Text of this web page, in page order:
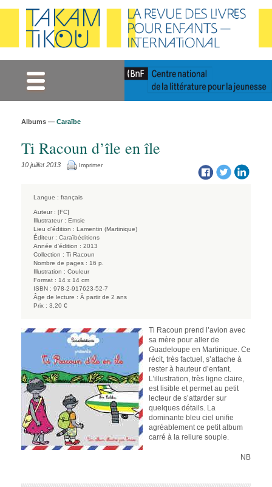
Albums — Caraïbe
Ti Racoun d’île en île
10 juillet 2013 Imprimer
Langue : français
Auteur : [FC]
Illustrateur : Emsie
Lieu d'édition : Lamentin (Martinique)
Éditeur : Caraïbéditions
Année d'édition : 2013
Collection : Ti Racoun
Nombre de pages : 16 p.
Illustration : Couleur
Format : 14 x 14 cm
ISBN : 978-2-917623-52-7
Âge de lecture : À partir de 2 ans
Prix : 3,20 €
Ti Racoun prend l’avion avec
sa mère pour aller de
Guadeloupe en Martinique. Ce
récit, très factuel, s’attache à
rester à hauteur d’enfant.
L’illustration, très ligne claire,
est lisible et permet au petit
lecteur de s’attarder sur
quelques détails. La
dominante bleu ciel unifie
agréablement ce petit album
carré à la reliure souple.
NB